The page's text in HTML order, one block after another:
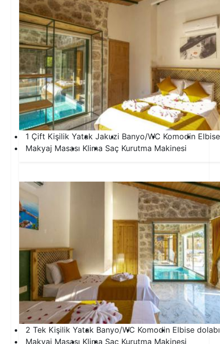
1 Çift Kişilik Yatak Jakuzi Banyo/WC Komodin
Makyaj Masası Klima Saç Kurutma Makinesi
2 Tek Kişilik Yatak Banyo/WC Komodin Elbise dolabı
Makyaj Masası Klima Saç Kurutma Makinesi